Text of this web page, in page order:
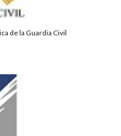
de la Guardia Civil